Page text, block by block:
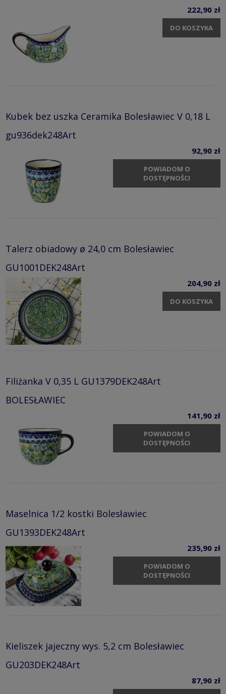
222,90 zł
DO KOSZYKA
Kubek bez uszka Ceramika Bolesławiec V 0,18 L
gu936dek248Art
92,90 zł
POWIADOM O
DOSTĘPNOŚCI
Talerz obiadowy ø 24,0 cm Bolesławiec
GU1001DEK248Art
204,90 zł
DO KOSZYKA
Filiżanka V 0,35 L GU1379DEK248Art
BOLESŁAWIEC
141,90 zł
POWIADOM O
DOSTĘPNOŚCI
Maselnica 1/2 kostki Bolesławiec
GU1393DEK248Art
235,90 zł
POWIADOM O
DOSTĘPNOŚCI
Kieliszek jajeczny wys. 5,2 cm Bolesławiec
GU203DEK248Art
87,90 zł